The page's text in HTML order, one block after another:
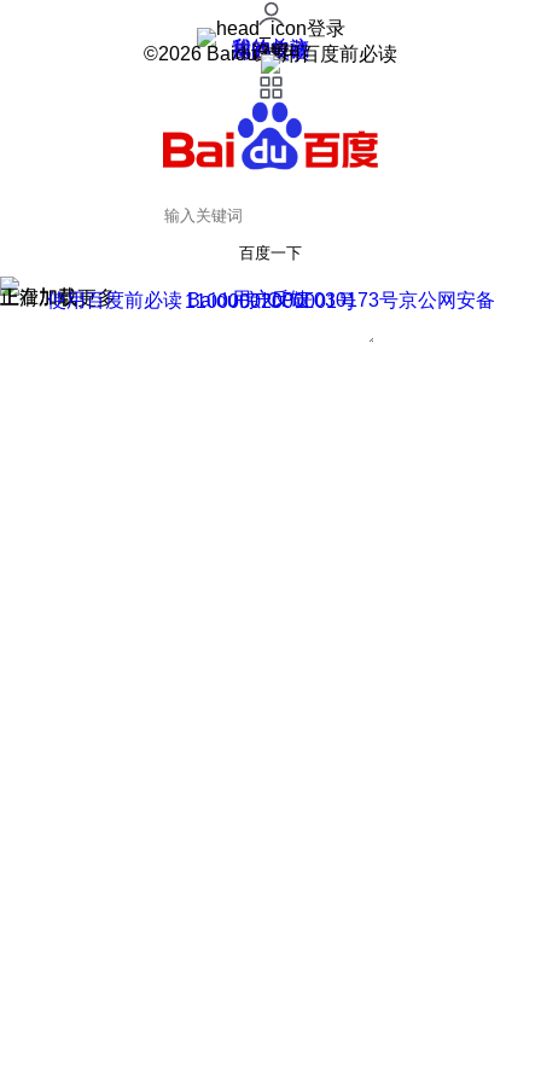
登录
我的关注
我的收藏
皮肤中心
用户反馈
设置
©2026 Baidu 使用百度前必读
百度一下
正在加载
上滑加载更多 用户反馈
使用百度前必读 Baidu 京ICP证030173号
京公网安备11000002000001号